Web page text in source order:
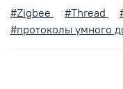
#Zigbee #Thread
#протоколы умного